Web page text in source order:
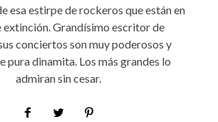
esa estirpe de rockeros que están en
extinción. Grandísimo escritor de
conciertos son muy poderosos y
pura dinamita. Los más grandes lo
admiran sin cesar.